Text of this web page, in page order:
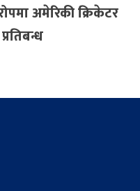
अमेरिकी क्रिकेटर